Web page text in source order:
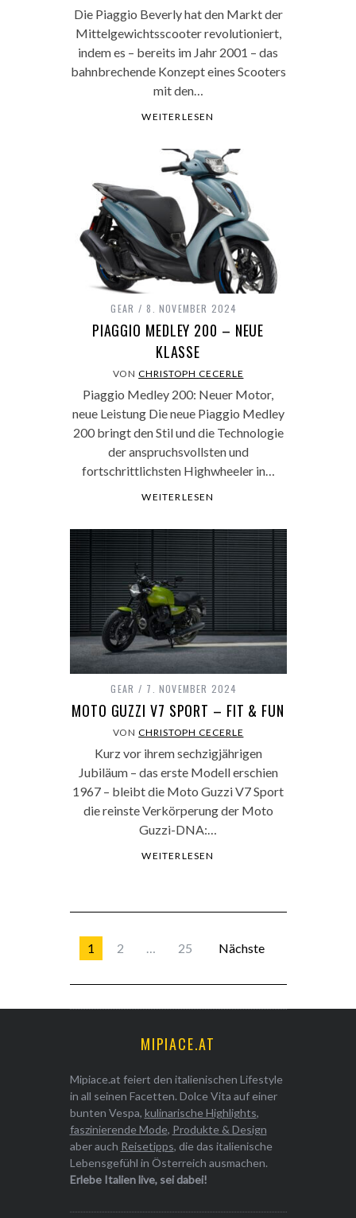
Die Piaggio Beverly hat den Markt der
Mittelgewichtsscooter revolutioniert,
indem es – bereits im Jahr 2001 – das
bahnbrechende Konzept eines Scooters
mit den…
WEITERLESEN
GEAR 8. NOVEMBER 2024
PIAGGIO MEDLEY 200 – NEUE
KLASSE
VONCHRISTOPH CECERLE
Piaggio Medley 200: Neuer Motor,
neue Leistung Die neue Piaggio Medley
200 bringt den Stil und die Technologie
der anspruchsvollsten und
fortschrittlichsten Highwheeler in…
WEITERLESEN
GEAR 7. NOVEMBER 2024
MOTO GUZZI V7 SPORT – FIT & FUN
VONCHRISTOPH CECERLE
Kurz vor ihrem sechzigjährigen
Jubiläum – das erste Modell erschien
1967 – bleibt die Moto Guzzi V7 Sport
die reinste Verkörperung der Moto
Guzzi-DNA:…
WEITERLESEN
1 2 … 25 Nächste
MIPIACE.AT
Mipiace.at feiert den italienischen Lifestyle
in all seinen Facetten. Dolce Vita auf einer
bunten Vespa, kulinarische Highlights,
faszinierende Mode, Produkte & Design
aber auch Reisetipps, die das italienische
Lebensgefühl in Österreich ausmachen.
Erlebe Italien live, sei dabei!